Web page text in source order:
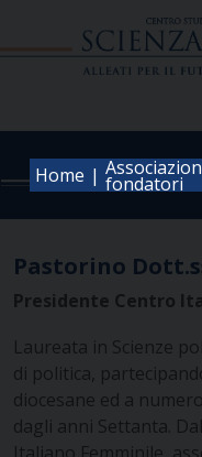
Home | fondatori
Pastorino
Presidente Centro
Laureata in Scienze
di politica,
diocesane ed a
dagli anni Settanta.